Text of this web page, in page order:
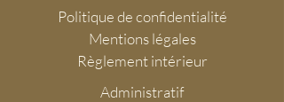
Politique de confidentialité
Mentions légales
Règlement intérieur
Administratif